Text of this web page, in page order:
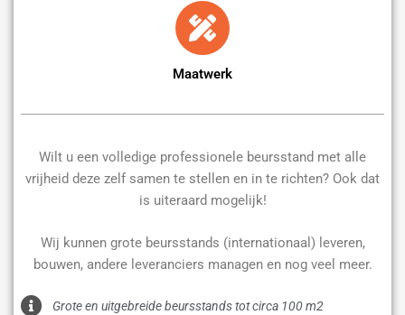
Maatwerk
Wilt u een volledige professionele beursstand met alle
vrijheid deze zelf samen te stellen en in te richten? Ook dat
is uiteraard mogelijk!
Wij kunnen grote beursstands (internationaal) leveren,
bouwen, andere leveranciers managen en nog veel meer.
Grote en uitgebreide beursstands tot circa 100 m2